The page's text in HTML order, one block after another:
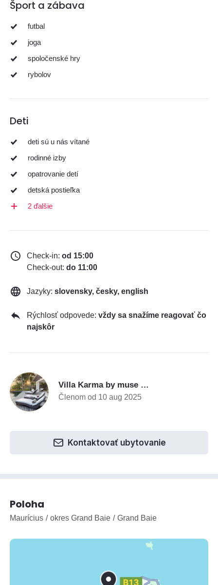
Šport a zábava
futbal
joga
spoločenské hry
rybolov
Deti
deti sú u nás vítané
rodinné izby
opatrovanie detí
detská postieľka
2 ďalšie
Check-in: od 15:00
Check-out: do 11:00
Jazyky: slovensky, česky, english
Rýchlosť odpovede: vždy sa snažíme reagovať čo
najskôr
V Villa Karma by muse villas
Členom od 10 aug 2025
Kontaktovať ubytovanie
Poloha
Maurícius okres Grand Baie Grand Baie